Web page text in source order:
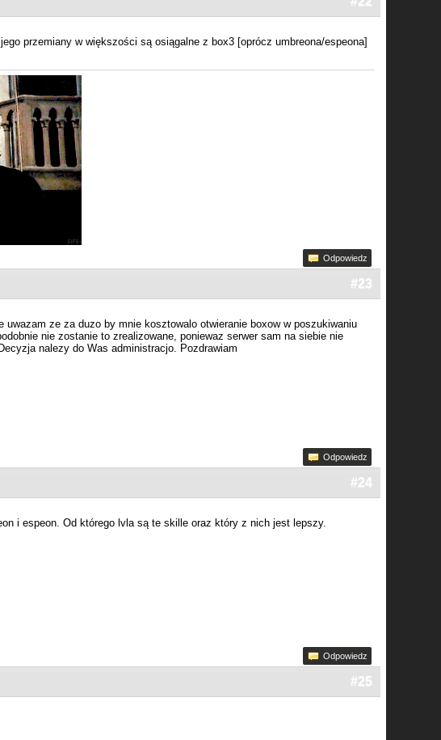
przemiany w większości są osiągalne z box3 [oprócz umbreona/espeona]
Odpowiedz
#23
ze za duzo by mnie kosztowalo otwieranie boxow w poszukiwaniu
nie zostanie to zrealizowane, poniewaz serwer sam na siebie nie
nalezy do Was administracjo. Pozdrawiam
Odpowiedz
#24
i espeon. Od którego lvla są te skille oraz który z nich jest lepszy.
Odpowiedz
#25